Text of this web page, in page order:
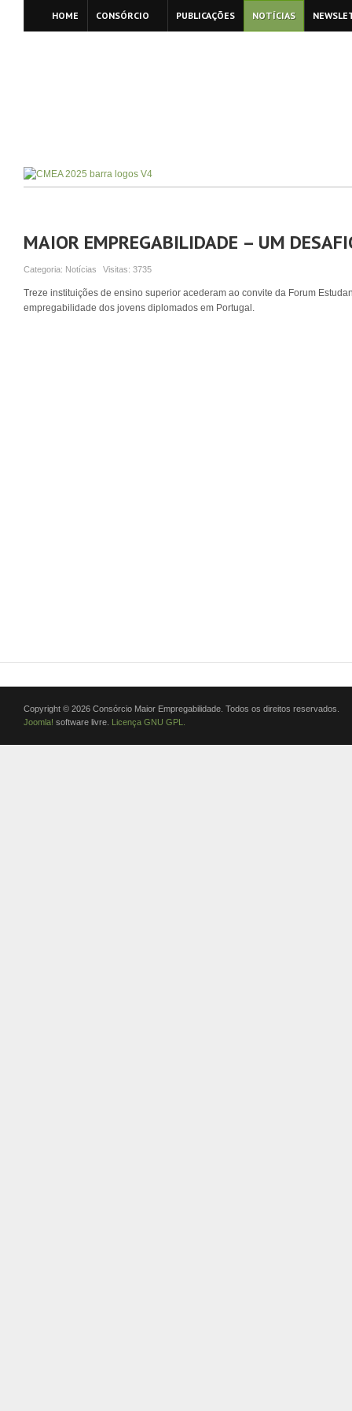
HOME CONSÓRCIO PUBLICAÇÕES NOTÍCIAS
MAIOR EMPREGABILIDADE – UM
Categoria: Notícias Visitas: 3735
Treze instituições de ensino superior acederam ao convite da Forum
empregabilidade dos jovens diplomados em Portugal.
Copyright © 2026 Consórcio Maior Empregabilidade. Todos os direitos reservados.
Joomla! software livre. Licença GNU GPL.